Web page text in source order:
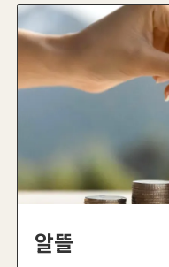
알뜰